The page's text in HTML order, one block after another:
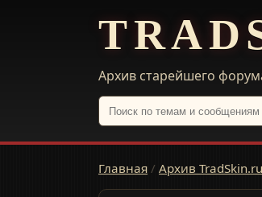
Архив старейшего
Главная / Архив